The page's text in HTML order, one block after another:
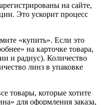
на сайте,
Это ускорит процесс
«купить». Если это
на карточке товара,
и радиус). Количество
линз в упаковке
товары, которые хотите
для оформления заказа,